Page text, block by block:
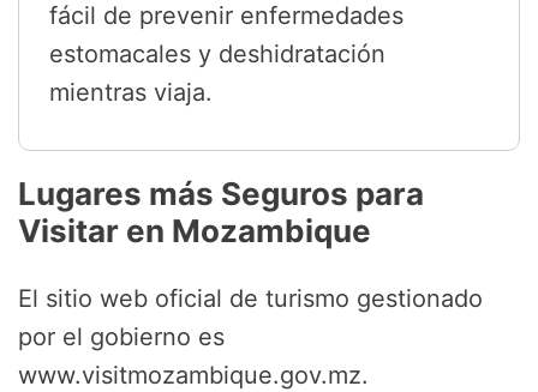
fácil de prevenir enfermedades
estomacales y deshidratación
mientras viaja.
Lugares más Seguros para
Visitar en Mozambique
El sitio web oficial de turismo gestionado
por el gobierno es
www.visitmozambique.gov.mz.